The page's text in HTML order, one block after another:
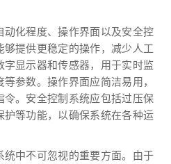
化程度、操作界面以及安全控
提供更稳定的操作，减少人工
显示器和传感器，用于实时监
参数。操作界面应简洁易用，
。安全控制系统应包括过压保
等功能，以确保系统在各种运
中不可忽视的重要方面。由于